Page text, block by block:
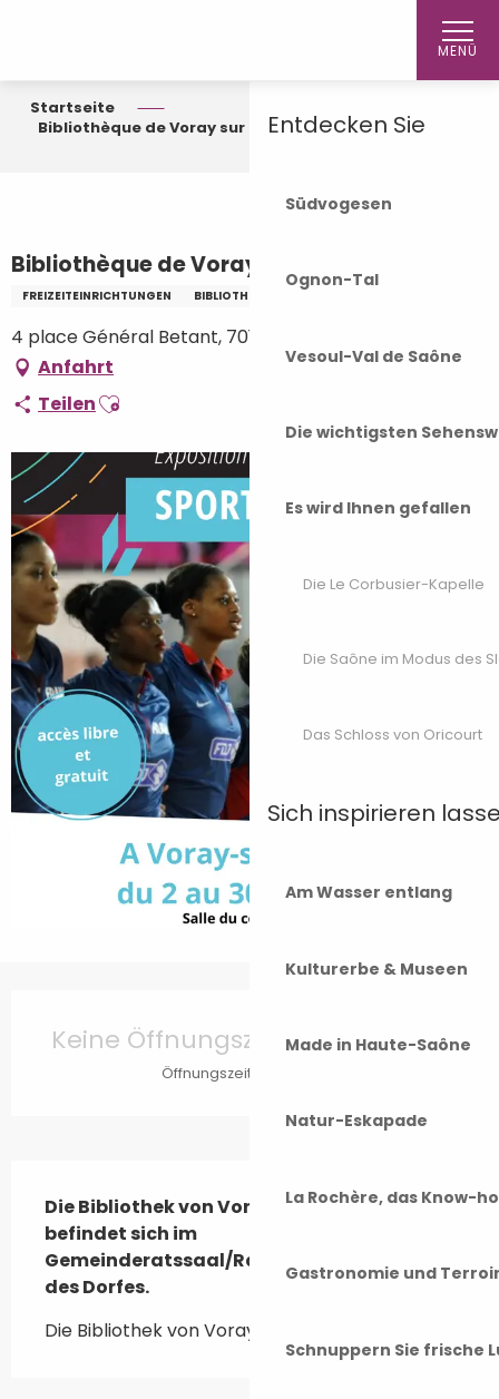
MENÜ
Entdecken Sie
Südvogesen
Ognon-Tal
Vesoul-Val de Saône
Die wichtigsten
Es wird Ihnen gefallen
Die Le Corbusier-Kapelle
Die Saône im Modus des
Das Schloss von Oricourt
Sich inspirieren
Am Wasser entlang
Kulturerbe & Museen
Made in Haute-Saône
Natur-Eskapade
La Rochère, das Know-
Gastronomie und
Schnuppern Sie frische
Startseite
Bibliothèque de Voray sur l'Ognon
Bibliothèque de Voray sur l'Ognon
FREIZEITEINRICHTUNGEN BIBLIOTHEK - MEDIATHEK
4 place Général Betant, 70190 Voray-sur-l'Ognon
Anfahrt
TeilenAjouter aux favoris
Keine Öffnungszeiten hinterlegt
Öffnungszeiten ansehen
Die Bibliothek von Voray-sur-l'Ognon
befindet sich im
Gemeinderatssaal/Rathaus im Zentrum
des Dorfes.
Die Bibliothek von Voray-sur-l'Ognon